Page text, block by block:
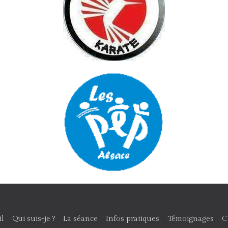
Qui suis-je ? La séance Infos pratiques Témoignages